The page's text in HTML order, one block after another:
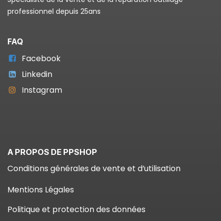
professionnel depuis 25ans
FAQ
Facebook
Linkedin
Instagram
A PROPOS DE PPSHOP
Conditions générales de vente et d’utilisation
Mentions Légales
Politique et protection des données